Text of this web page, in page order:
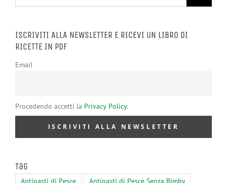
ISCRIVITI ALLA NEWSLETTER E RICEVI UN LIBRO DI
RICETTE IN PDF
Email
Procedendo accetti la Privacy Policy.
Tag
Antipasti di Pesce
Antipasti di Pesce Senza Bimby